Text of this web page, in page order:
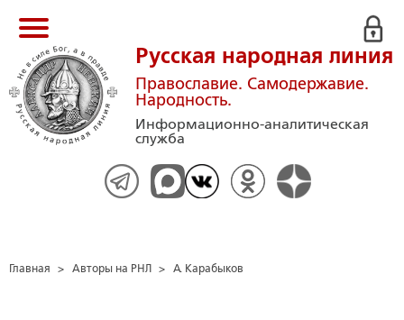
Русская народная линия
Православие. Самодержавие.
Народность.
Информационно-аналитическая
служба
Главная > Авторы на РНЛ > А. Карабыков